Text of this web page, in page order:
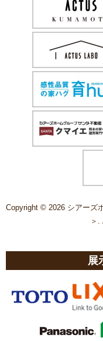
Copyright © 2026 シアーズ
＞.
展